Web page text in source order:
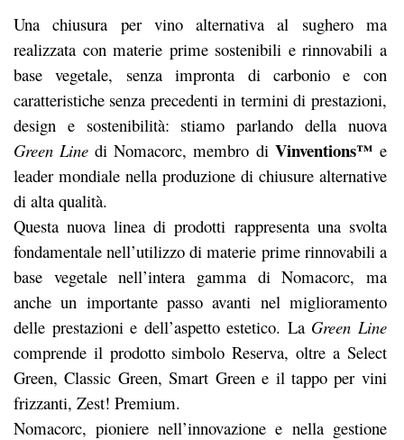
Una chiusura per vino alternativa al sughero ma
realizzata con materie prime sostenibili e rinnovabili a
base vegetale, senza impronta di carbonio e con
caratteristiche senza precedenti in termini di prestazioni,
design e sostenibilità: stiamo parlando della nuova
Green Linedi Nomacorc, membro di Vinventions™ e
leader mondiale nella produzione di chiusure alternative
di alta qualità.
Questa nuova linea di prodotti rappresenta una svolta
fondamentale nell’utilizzo di materie prime rinnovabili a
base vegetale nell’intera gamma di Nomacorc, ma
anche un importante passo avanti nel miglioramento
delle prestazioni e dell’aspetto estetico. La Green Line
comprende il prodotto simbolo Reserva, oltre a Select
Green, Classic Green, Smart Green e il tappo per vini
frizzanti, Zest! Premium.
Nomacorc, pioniere nell’innovazione e nella gestione